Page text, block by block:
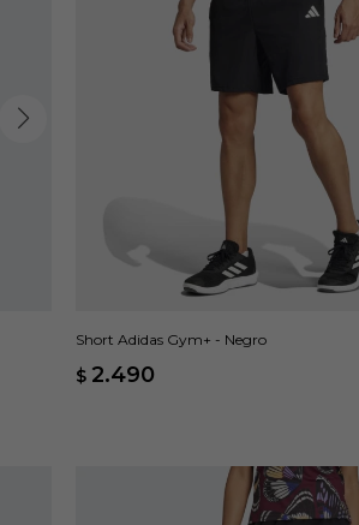
Short Adidas Gym+ - Negro
$ 2.490